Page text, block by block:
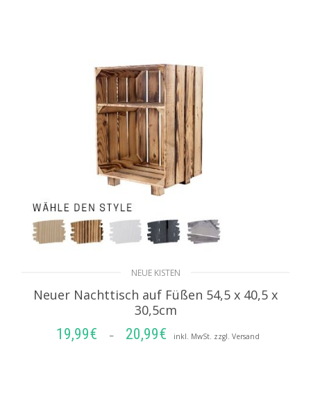
NEUE KISTEN
Neuer Nachttisch auf Füßen 54,5 x 40,5 x
30,5cm
19,99€ – 20,99€
Preisspanne:
inkl. MwSt. zzgl. Versand